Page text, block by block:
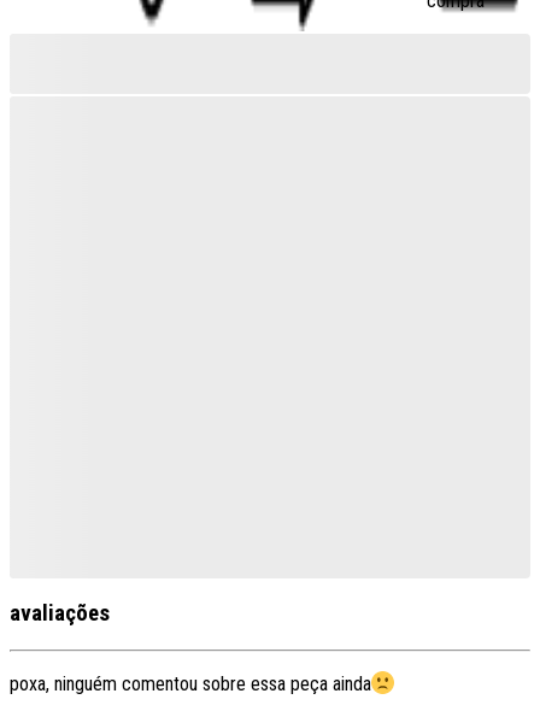
avaliações
poxa, ninguém comentou sobre essa peça ainda